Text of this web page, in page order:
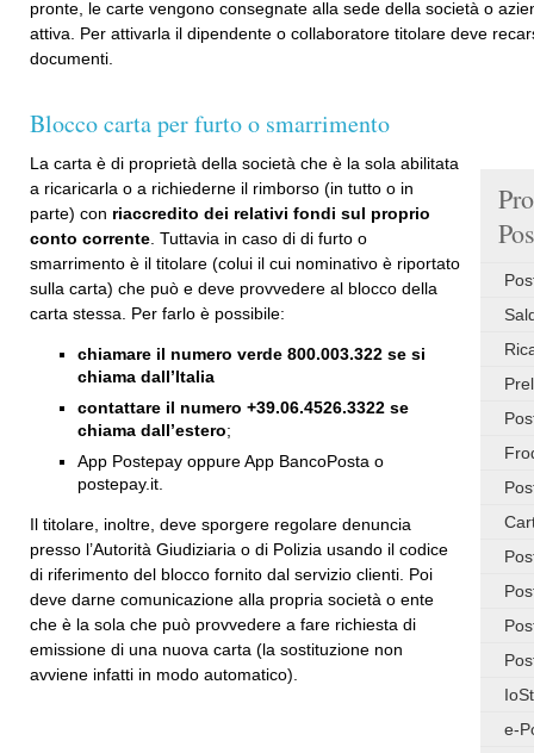
pronte, le carte vengono consegnate alla sede della società o
attiva. Per attivarla il dipendente o collaboratore titolare deve
documenti.
Blocco carta per furto o smarrimento
e-
La carta è di proprietà della società che è la sola abilitata
a ricaricarla o a richiederne il rimborso (in tutto o in
parte) con riaccredito dei relativi fondi sul proprio
conto corrente . Tuttavia in caso di di furto o
smarrimento è il titolare (colui il cui nominativo è riportato
sulla carta) che può e deve provvedere al blocco della
carta stessa. Per farlo è possibile:
chiamare il numero verde 800.003.322 se si
chiama dall’Italia
contattare il numero +39.06.4526.3322 se
chiama dall’estero;
App Postepay oppure App BancoPosta o
postepay.it.
Il titolare, inoltre, deve sporgere regolare denuncia
presso l’Autorità Giudiziaria o di Polizia usando il codice
di riferimento del blocco fornito dal servizio clienti. Poi
deve darne comunicazione alla propria società o ente
che è la sola che può provvedere a fare richiesta di
emissione di una nuova carta (la sostituzione non
avviene infatti in modo automatico).